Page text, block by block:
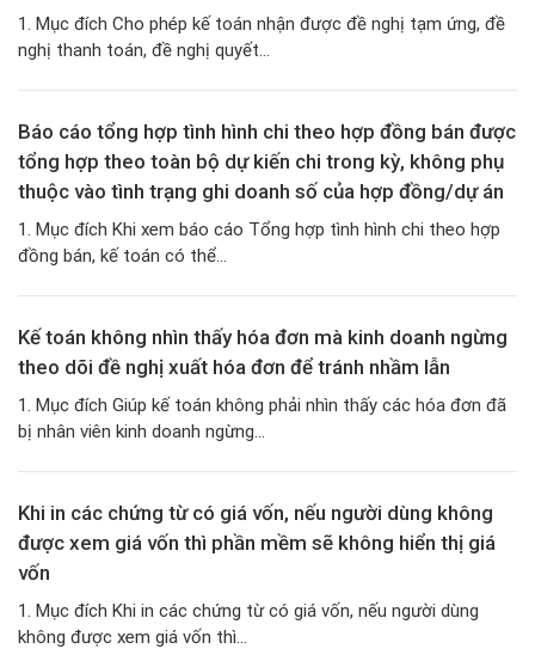
1. Mục đích Cho phép kế toán nhận được đề nghị tạm ứng, đề
nghị thanh toán, đề nghị quyết...
Báo cáo tổng hợp tình hình chi theo hợp đồng bán được
tổng hợp theo toàn bộ dự kiến chi trong kỳ, không phụ
thuộc vào tình trạng ghi doanh số của hợp đồng/dự án
1. Mục đích Khi xem báo cáo Tổng hợp tình hình chi theo hợp
đồng bán, kế toán có thể...
Kế toán không nhìn thấy hóa đơn mà kinh doanh ngừng
theo dõi đề nghị xuất hóa đơn để tránh nhầm lẫn
1. Mục đích Giúp kế toán không phải nhìn thấy các hóa đơn đã
bị nhân viên kinh doanh ngừng...
Khi in các chứng từ có giá vốn, nếu người dùng không
được xem giá vốn thì phần mềm sẽ không hiển thị giá
vốn
1. Mục đích Khi in các chứng từ có giá vốn, nếu người dùng
không được xem giá vốn thì...